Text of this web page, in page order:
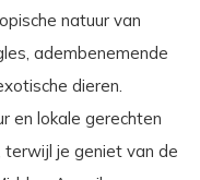
natuur van
adembenemende
dieren.
en lokale gerechten
terwijl je geniet van de